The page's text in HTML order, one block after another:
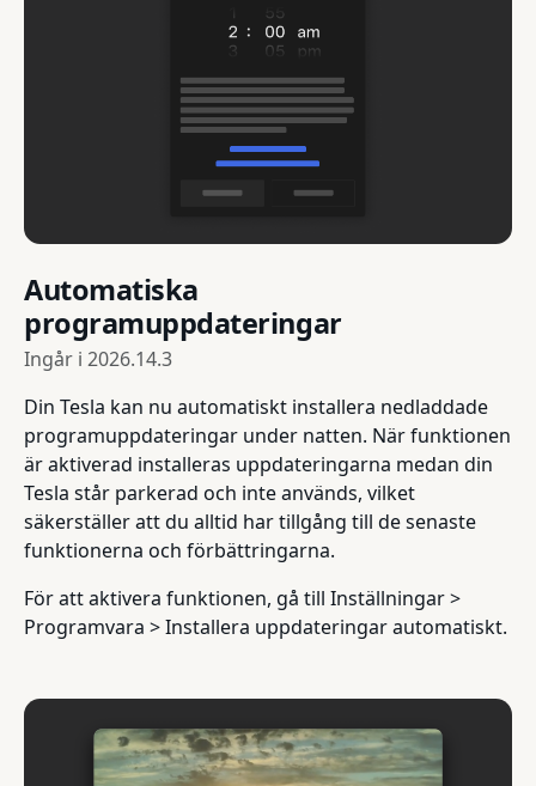
Automatiska
programuppdateringar
Ingår i 2026.14.3
Din Tesla kan nu automatiskt installera nedladdade
programuppdateringar under natten. När funktionen
är aktiverad installeras uppdateringarna medan din
Tesla står parkerad och inte används, vilket
säkerställer att du alltid har tillgång till de senaste
funktionerna och förbättringarna.
För att aktivera funktionen, gå till Inställningar >
Programvara > Installera uppdateringar automatiskt.